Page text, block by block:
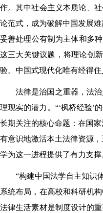
作。其中社会主义本质论、
论范式，成为破解中国发展
妥善处理公有制为主体和多
这三大关键议题，将理论创
验。中国式现代化唯有经得
法律是治国之重器，法
理现实的潜力。“‘枫桥经验’
长期关注的核心命题：在国
有意识地激活本土法律资源
学为这一进程提供了有力支撑
“构建中国法学自主知识
系统布局，在高校和科研机
法律生活素材是制度设计的